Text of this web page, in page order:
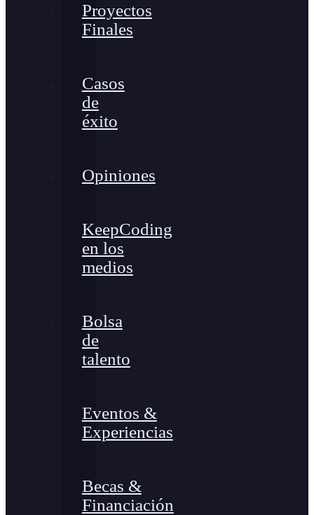
Proyectos
Finales
Casos
de
éxito
Opiniones
KeepCoding
en los
medios
Bolsa
de
talento
Eventos &
Experiencias
Becas &
Financiación